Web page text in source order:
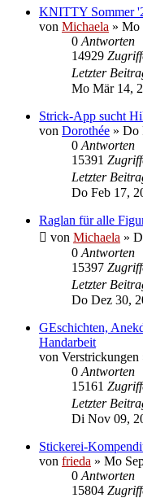
KNITTY Sommer
von Michaela » Mo
0 Antworten
14929
Letzter
Mo Mär 14,
Strick-App sucht
von Dorothée » Do
0 Antworten
15391
Letzter
Do Feb 17,
Raglan für alle
von Michaela »
0 Antworten
15397
Letzter
Do Dez 30,
GEschichten,
Handarbeit
von Verstrickungen
0 Antworten
15161
Letzter
Di Nov 09,
Stickerei-
von frieda » Mo
0 Antworten
15804